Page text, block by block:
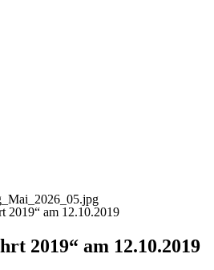
2019“ am 12.10.2019